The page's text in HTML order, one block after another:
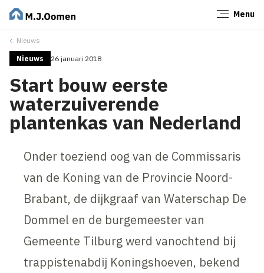
Menu
Nieuws
Nieuws 26 januari 2018
Start bouw eerste
waterzuiverende
plantenkas van Nederland
Onder toeziend oog van de Commissaris
van de Koning van de Provincie Noord-
Brabant, de dijkgraaf van Waterschap De
Dommel en de burgemeester van
Gemeente Tilburg werd vanochtend bij
trappistenabdij Koningshoeven, bekend
Sluiten